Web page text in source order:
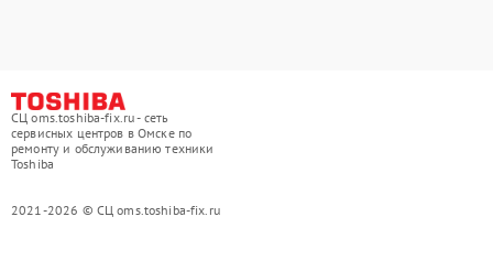
СЦ oms.toshiba-fix.ru - сеть
сервисных центров в Омске по
ремонту и обслуживанию техники
Toshiba
2021-2026 © СЦ oms.toshiba-fix.ru